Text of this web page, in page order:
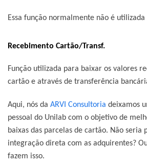
Essa função normalmente não é
Recebimento Cartão/Transf.
Função utilizada para baixar os valores
cartão e através de transferência
Aqui, nós da ARVI Consultoria deixamos
pessoal do Unilab com o objetivo de
baixas das parcelas de cartão. Não seria
integração direta com as adquirentes?
fazem isso.